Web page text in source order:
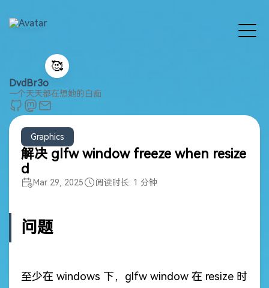
🥰
DvdBr3o
一个天天都在想她的白痴
Graphics
解决 glfw window freeze when resize
d
Mar 29, 2025 阅读时长: 1 分钟
问题
至少在 windows 下，glfw window 在 resize 时